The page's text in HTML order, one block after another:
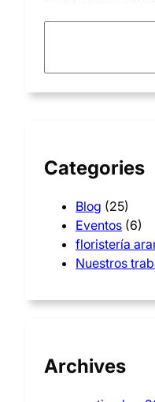
Categories
Blog (25)
Eventos (6)
floristería
Nuestros
Archives